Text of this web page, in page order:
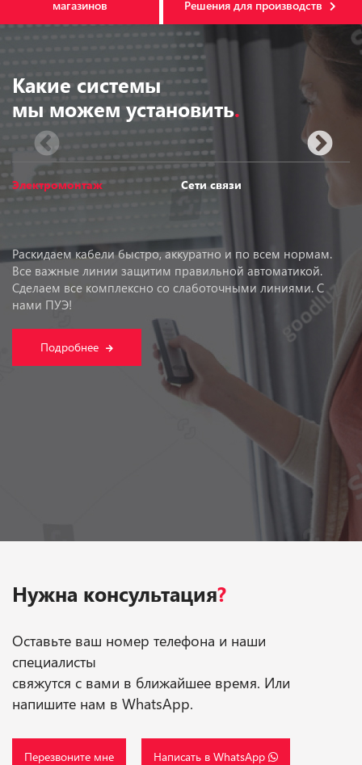
магазинов
Решения для производств
Какие системы
мы можем установить.
Электромонтаж Сети связи
Раскидаем кабели быстро, аккуратно и по всем нормам.
Все важные линии защитим правильной автоматикой.
Сделаем все комплексно со слаботочными линиями. С
нами ПУЭ!
Подробнее
Нужна консультация?
Оставьте ваш номер телефона и наши
специалисты
свяжутся с вами в ближайшее время. Или
напишите нам в WhatsApp.
Перезвоните мне Написать в WhatsApp